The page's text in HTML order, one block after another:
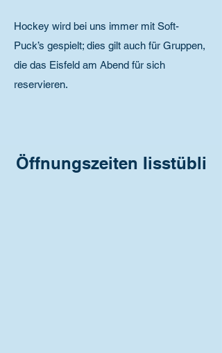
Hockey wird bei uns immer mit Soft-
Puck’s gespielt; dies gilt auch für Gruppen,
die das Eisfeld am Abend für sich
reservieren.
Öffnungszeiten Iisstübli